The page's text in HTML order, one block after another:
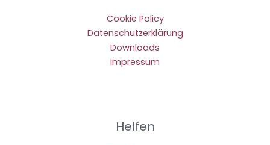
Cookie Policy
Datenschutzerklärung
Downloads
Impressum
Helfen